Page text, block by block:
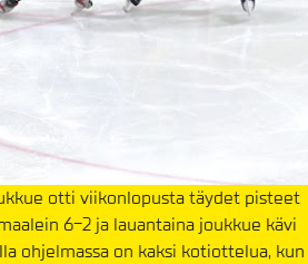
otti viikonlopusta täydet pisteet
6-2 ja lauantaina joukkue kävi
ohjelmassa on kaksi kotiottelua, kun